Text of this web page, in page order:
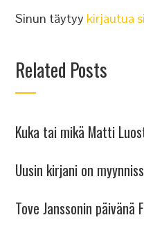
Sinun täytyy kirjautua
Related Posts
Kuka tai mikä Matti
Uusin kirjani on
Tove Janssonin päivänä